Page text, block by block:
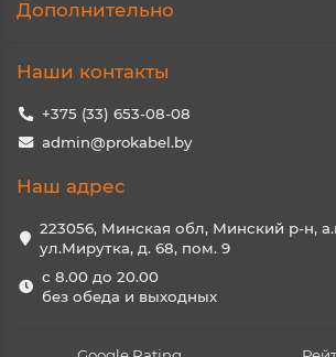
Дополнительно
Наши контакты
+375 (33) 653-08-08
admin@prokabel.by
Наш адрес
223056, Минская обл, Минский р-н,
ул.Мирутка, д. 68, пом. 9
с 8.00 до 20.00
без обеда и выходных